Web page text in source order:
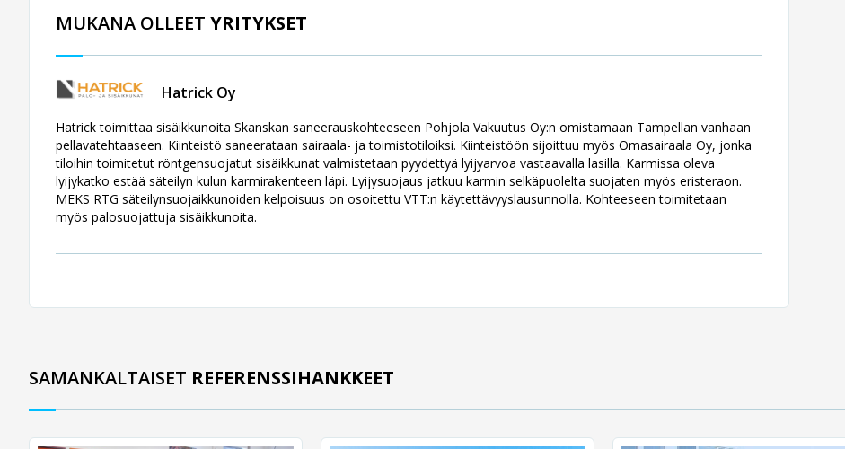
MUKANA OLLEET YRITYKSET
Hatrick Oy
Hatrick toimittaa sisäikkunoita Skanskan saneerauskohteeseen Pohjola Vakuutus Oy:n omistamaan Tampellan vanhaan
pellavatehtaaseen. Kiinteistö saneerataan sairaala- ja toimistotiloiksi. Kiinteistöön sijoittuu myös Omasairaala Oy, jonka
tiloihin toimitetut röntgensuojatut sisäikkunat valmistetaan pyydettyä lyijyarvoa vastaavalla lasilla. Karmissa oleva
lyijykatko estää säteilyn kulun karmirakenteen läpi. Lyijysuojaus jatkuu karmin selkäpuolelta suojaten myös eristeraon.
MEKS RTG säteilynsuojaikkunoiden kelpoisuus on osoitettu VTT:n käytettävyyslausunnolla. Kohteeseen toimitetaan
myös palosuojattuja sisäikkunoita.
SAMANKALTAISET REFERENSSIHANKKEET